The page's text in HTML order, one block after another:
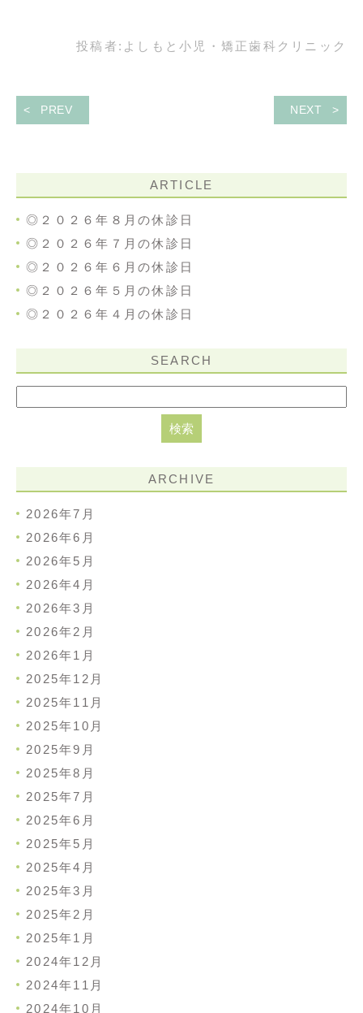
投稿者: よしもと小児・矯正歯科クリニック
PREV NEXT
ARTICLE
◎２０２６年８月の休診日
◎２０２６年７月の休診日
◎２０２６年６月の休診日
◎２０２６年５月の休診日
◎２０２６年４月の休診日
SEARCH
ARCHIVE
2026年7月
2026年6月
2026年5月
2026年4月
2026年3月
2026年2月
2026年1月
2025年12月
2025年11月
2025年10月
2025年9月
2025年8月
2025年7月
2025年6月
2025年5月
2025年4月
2025年3月
2025年2月
2025年1月
2024年12月
2024年11月
2024年10月